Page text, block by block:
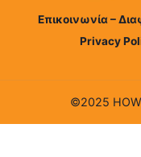
Επικοινωνία –
Privacy
©2025